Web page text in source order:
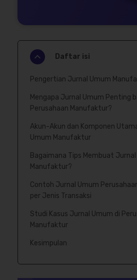
Daftar isi
Pengertian Jurnal Umum
Mengapa Jurnal Umum Penting
Perusahaan Manufaktur?
Akun-Akun dan Komponen
Umum Manufaktur
Bagaimana Tips Membuat
Manufaktur?
Contoh Jurnal Umum
per Jenis Transaksi
Studi Kasus Jurnal Umum di
Manufaktur
Kesimpulan